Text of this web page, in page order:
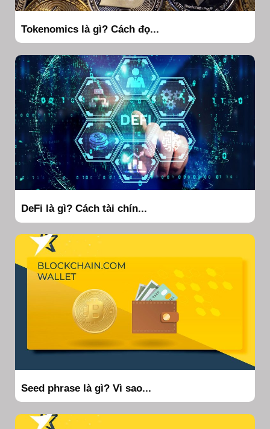
Tokenomics là gì? Cách đọ...
DeFi là gì? Cách tài chín...
Seed phrase là gì? Vì sao...